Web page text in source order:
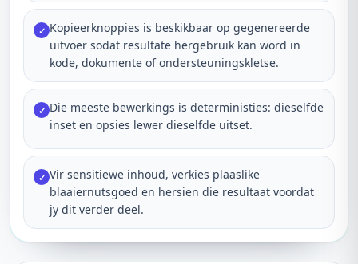
✓ Kopieerknoppies is beskikbaar op gegenereerde
uitvoer sodat resultate hergebruik kan word in
kode, dokumente of ondersteuningskletse.
✓ Die meeste bewerkings is deterministies: dieselfde
inset en opsies lewer dieselfde uitset.
✓ Vir sensitiewe inhoud, verkies plaaslike
blaaiernutsgoed en hersien die resultaat voordat
jy dit verder deel.